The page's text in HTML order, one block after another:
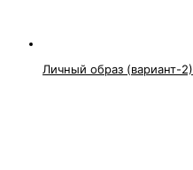
Личный образ (вариант-2)